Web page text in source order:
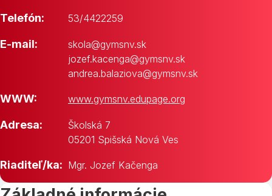
Telefón: 53/4422259
E-mail:
skola@gymsnv.sk
jozef.kacenga@gymsnv.sk
andrea.balaziova@gymsnv.sk
WWW: www.gymsnv.edupage.org
Adresa:
Školská 7
05201 Spišská Nová Ves
Riaditeľ/ka: Mgr. Jozef Kačenga